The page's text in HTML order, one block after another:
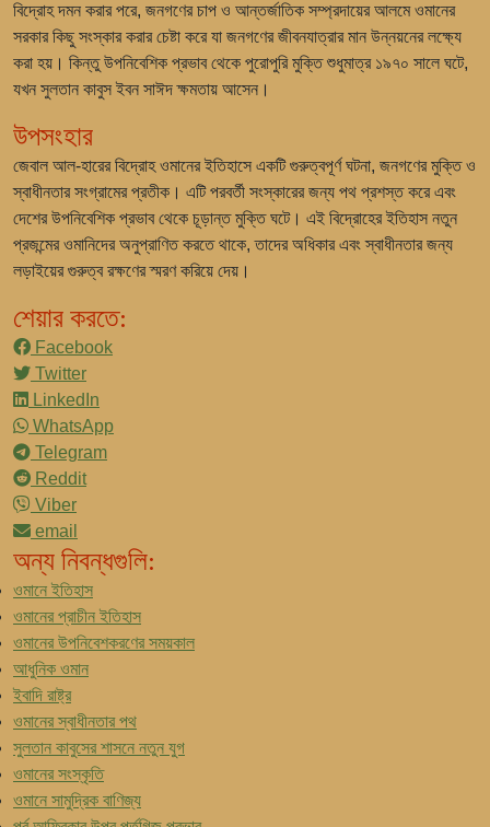
বিদ্রোহ দমন করার পরে, জনগণের চাপ ও আন্তর্জাতিক সম্প্রদায়ের আলমে ওমানের
সরকার কিছু সংস্কার করার চেষ্টা করে যা জনগণের জীবনযাত্রার মান উন্নয়নের লক্ষ্যে
করা হয়। কিন্তু উপনিবেশিক প্রভাব থেকে পুরোপুরি মুক্তি শুধুমাত্র ১৯৭০ সালে ঘটে,
যখন সুলতান কাবুস ইবন সাঈদ ক্ষমতায় আসেন।
উপসংহার
জেবাল আল-হারের বিদ্রোহ ওমানের ইতিহাসে একটি গুরুত্বপূর্ণ ঘটনা, জনগণের মুক্তি ও
স্বাধীনতার সংগ্রামের প্রতীক। এটি পরবর্তী সংস্কারের জন্য পথ প্রশস্ত করে এবং
দেশের উপনিবেশিক প্রভাব থেকে চূড়ান্ত মুক্তি ঘটে। এই বিদ্রোহের ইতিহাস নতুন
প্রজন্মের ওমানিদের অনুপ্রাণিত করতে থাকে, তাদের অধিকার এবং স্বাধীনতার জন্য
লড়াইয়ের গুরুত্ব রক্ষণের স্মরণ করিয়ে দেয়।
শেয়ার করতে:
Facebook
Twitter
LinkedIn
WhatsApp
Telegram
Reddit
Viber
email
অন্য নিবন্ধগুলি:
ওমানে ইতিহাস
ওমানের প্রাচীন ইতিহাস
ওমানের উপনিবেশকরণের সময়কাল
আধুনিক ওমান
ইবাদি রাষ্ট্র
ওমানের স্বাধীনতার পথ
সুলতান কাবুসের শাসনে নতুন যুগ
ওমানের সংস্কৃতি
ওমানে সামুদ্রিক বাণিজ্য